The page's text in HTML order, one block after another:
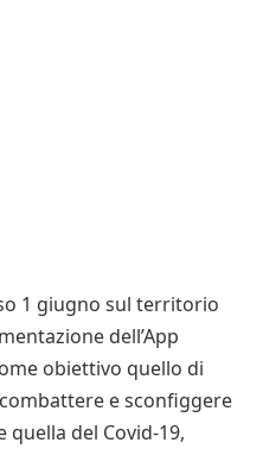
1 giugno sul territorio
dell’App
obiettivo quello di
e sconfiggere
del Covid-19,